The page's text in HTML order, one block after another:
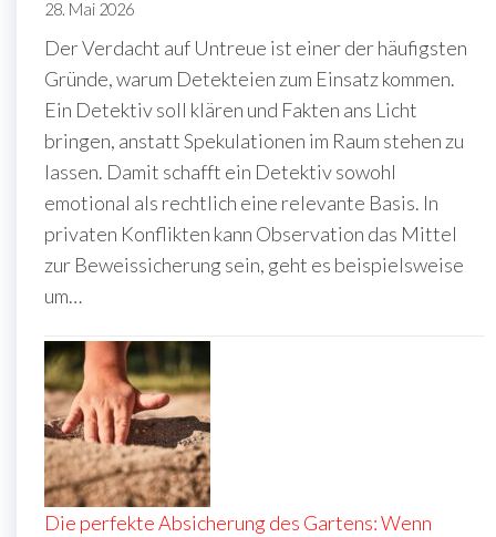
28. Mai 2026
Der Verdacht auf Untreue ist einer der häufigsten
Gründe, warum Detekteien zum Einsatz kommen.
Ein Detektiv soll klären und Fakten ans Licht
bringen, anstatt Spekulationen im Raum stehen zu
lassen. Damit schafft ein Detektiv sowohl
emotional als rechtlich eine relevante Basis. In
privaten Konflikten kann Observation das Mittel
zur Beweissicherung sein, geht es beispielsweise
um…
Die perfekte Absicherung des Gartens: Wenn